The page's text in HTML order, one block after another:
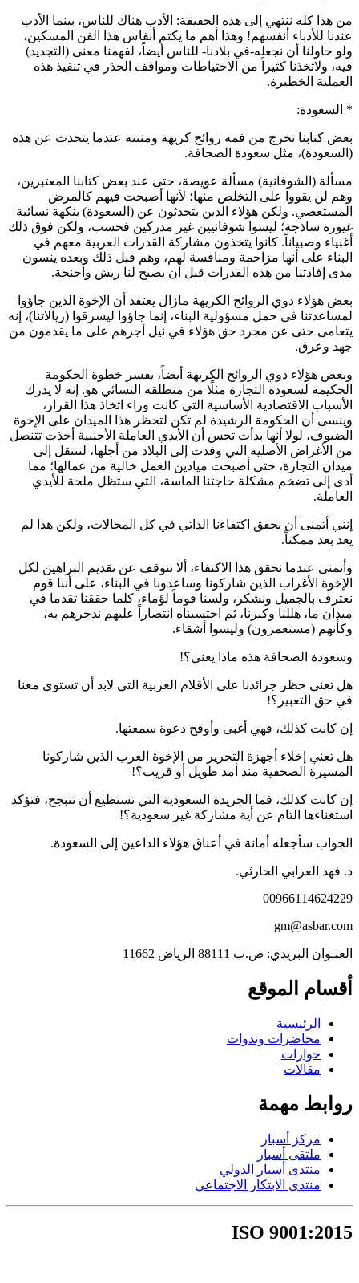
من هذا كله ننتهي إلى هذه الحقيقة: الأدب هناك للناس، بينما الأدب
عندنا للأدباء أنفسهم! وهذا أهم ما يكتم أنفاس هذا الفن المسكين،
ولو حاولنا أن نجعله-في بلادنا- للناس أيضاً، لفهمنا معنى (التجديد)
فيه، ولاتخذنا كثيراً من الاحتياطات ومواقف الحذر في تنفيذ هذه
العملية الخطيرة.
* السعودة:
بعض كتابنا تخرج من فمه روائح كريهة ومنتنة عندما يتحدث عن هذه
(السعودة)، مثل سعودة الصحافة.
مسألة (الشوفانية) مسألة عويصة، حتى عند بعض كتابنا المعتبرين،
وهم لن يقووا على التخلص منها؛ لأنها أصبحت فيهم كالمرض
المستعصي. ولكن هؤلاء الذين يتحدثون عن (السعودة) بنكهة نسائية
غيورة ساذجة؛ ليسوا شوفانيين غير مدركين فحسب، ولكن فوق ذلك
أغبياء وصبياناً. كانوا يتخذون مشاركة القدرات العربية معهم في
البناء على أنها مزاحمة ومنافسة لهم، وهم قبل ذلك وبعده ينسون
مدى إفادتنا من هذه القدرات قبل أن يصبح لنا ريش وأجنحة.
بعض هؤلاء ذوي الروائح الكريهة مازال يعتقد أن الإخوة الذين جاؤوا
لمساعدتنا في حمل مسؤولية البناء، إنما جاؤوا ليسرقوا (ريالاتنا)، إنه
يتعامى حتى عن مجرد حق هؤلاء في نيل أجرهم على ما يقدمون من
جهد وعرق.
وبعض هؤلاء ذوي الروائح الكريهة أيضاً، يفسر خطوة الحكومة
الحكيمة لسعودة التجارة مثلًا من منطلقه النسائي هو. إنه لا يدرك
الأسباب الاقتصادية الأساسية التي كانت وراء اتخاذ هذا القرار،
وينسى أن الحكومة الرشيدة لم تكن لتحظر هذا الميدان على الإخوة
الضيوف، لولا أنها بدأت تحس أن الأيدي العاملة الأجنبية أخذت تتنصل
من الأغراض الأصلية التي وفدت إلى البلاد من أجلها، لتنتقل إلى
ميدان التجارة، حتى أصبحت ميادين العمل خالية من عمالها؛ مما
أدى إلى تضخم مشكلة حاجتنا الماسة، التي ستظل ملحة للأيدي
العاملة.
إنني أتمنى أن نحقق اكتفاءنا الذاتي في كل المجالات، ولكن هذا لم
يعد بعد ممكناً.
وأتمنى عندما نحقق هذا الاكتفاء، ألا نتوقف عن تقديم البراهين لكل
الإخوة الأغراب الذين شاركونا وساعدونا في البناء، على أننا قوم
نعترف بالجميل ونشكر، ولسنا قوماً لؤماء، كلما حققنا تقدما في
ميدان ما، هللنا وكبرنا، ثم احتسبناه انتصاراً عليهم ندحرهم به،
وكأنهم (مستعمرون) وليسوا أشقاء.
وسعودة الصحافة هذه ماذا يعني؟!
هل تعني حظر جرائدنا على الأقلام العربية التي لابد أن تستوي معنا
في حق التعبير؟!
إن كانت كذلك، فهي أغبى وأوقح دعوة سمعتها.
هل تعني إخلاء أجهزة التحرير من الإخوة العرب الذين شاركونا
المسيرة الصحفية منذ أمد طويل أو قريب؟!
إن كانت كذلك، فما الجريدة السعودية التي تستطيع أن تتبجح، فتؤكد
استغناءها التام عن أية مشاركة غير سعودية؟!
الجواب سأجعله أمانة في أعناق هؤلاء الداعين إلى السعودة.
د. فهد العرابي الحارثي.
00966114624229
gm@asbar.com
العنـوان البريدي: ص.ب 88111 الرياض 11662
أقسام الموقع
الرئيسية
محاضرات وندوات
حوارات
مقالات
روابط مهمة
مركز أسبار
ملتقى أسبار
منتدى أسبار الدولي
منتدى الابتكار الاجتماعي
ISO 9001:2015